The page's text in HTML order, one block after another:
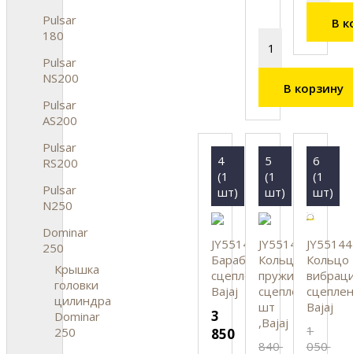
Pulsar
180
Pulsar
NS200
Pulsar
AS200
Pulsar
RS200
Pulsar
N250
Dominar
250
Крышка
головки
цилиндра
Dominar
250
В корзину
В
4
(1
шт)
JY551435
Барабан
сцепления,
Bajaj
3
850
5
(1
шт)
JY551442
Кольцо
пружинное
сцепления,
шт
,Bajaj
840
6
(1
шт)
Кольцо
Bajaj
1
050